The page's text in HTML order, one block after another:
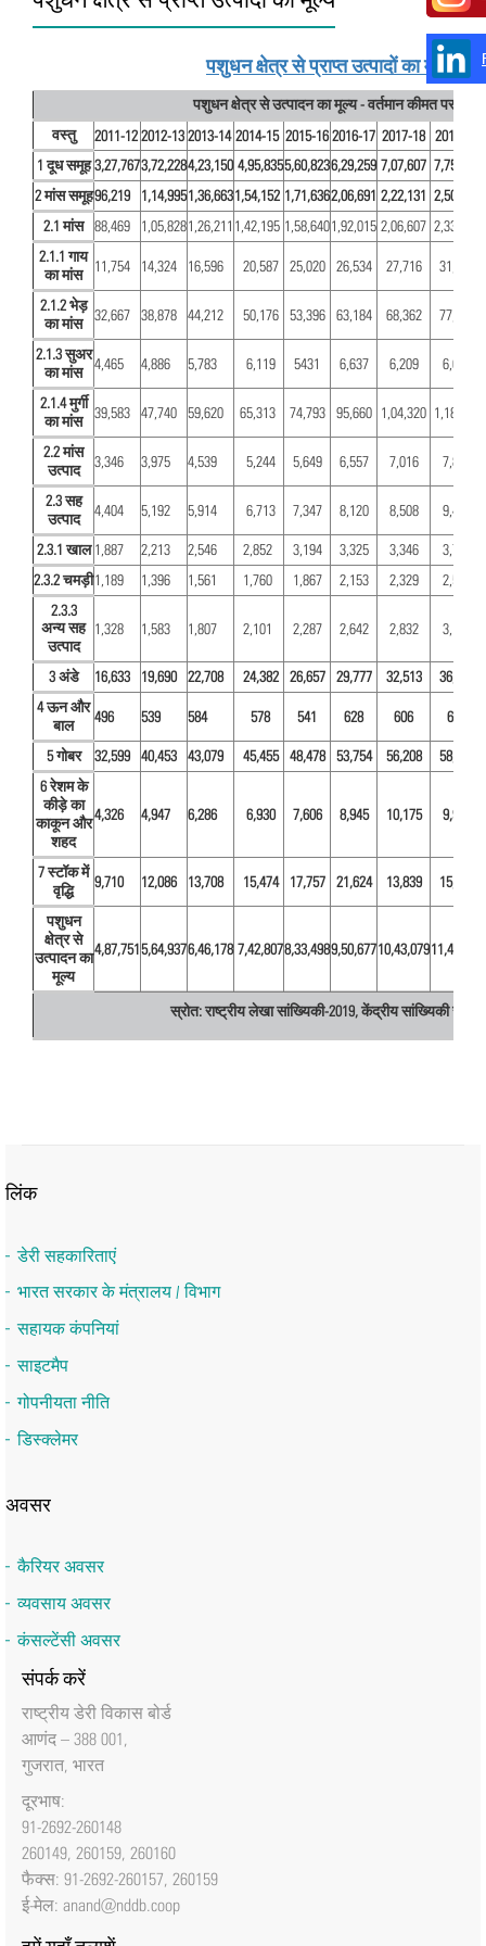
पशुधन क्षेत्र से प्राप्त उत्पादों का मूल्य
पशुधन क्षेत्र से उत्पादन का मूल्य - वर्तमान कीमत पर
वस्तु
2011-122012-132013-14 2014-15 2015-162016-17 2017-18 2018-19
1 दूध समूह 3,27,7673,72,2284,23,150 4,95,8355,60,8236,29,259 7,07,607 7,75,556
2 मांस समूह96,219 1,14,995​1,36,6631,54,152 1,71,6362,06,691 2,22,131 2,50,802
2.1 मांस
88,469 1,05,8281,26,211 1,42,195 1,58,6401,92,015 2,06,607 2,33,480
2.1.1 गाय
का मांस
11,754 14,324 16,596 20,587 25,020 26,534 27,716 31,046
2.1.2 भेड़
का मांस
32,667 38,878 44,212 50,176 53,396 63,184 68,362 77,006
2.1.3 सुअर
का मांस
4,465 4,886 5,783 6,119 5431 6,637 6,209 6,623
2.1.4 मुर्गी
का मांस
39,583 47,740 59,620 65,313 74,793 95,660 1,04,320 1,18,805
2.2 मांस
उत्पाद
3,346 3,975 4,539 5,244 5,649 6,557 7,016 7,885
2.3 सह
उत्पाद
4,404 5,192 5,914 6,713 7,347 8,120 8,508 9,437
2.3.1 खाल 1,887 2,213 2,546 2,852 3,194 3,325 3,346
3,703
2.3.2 चमड़ी1,189 1,396 1,561 1,760 1,867 2,153 2,329
2,544
2.3.3
अन्य सह
उत्पाद
1,328 1,583 1,807 2,101 2,287 2,642 2,832 3,189
3 अंडे 16,633 19,690 22,708 24,382 26,657 29,777 32,513
36,840
4 ऊन और
बाल
496 539 584 578 541 628 606 685
5 गोबर 32,599 40,453 43,079 45,455 48,478 53,754 56,208
58,522
6 रेशम के
कीड़े का
काकून और
शहद
4,326 4,947 6,286 6,930 7,606 8,945 10,175 9,935
7 स्टॉक में
वृद्धि
9,710 12,086 13,708 15,474 17,757 21,624 13,839 15,893
पशुधन
क्षेत्र से
उत्पादन का
मूल्य
4,87,7515,64,9376,46,178 7,42,8078,33,4989,50,67710,43,07911,48,234
स्रोत: राष्ट्रीय लेखा सांख्यिकी-2019, केंद्रीय सांख्यिकी
लिंक
डेरी सहकारिताएं
भारत सरकार के मंत्रालय / विभाग
सहायक कंपनियां
साइटमैप
गोपनीयता नीति
डिस्क्लेमर
अवसर
कैरियर अवसर
व्यवसाय अवसर
कंसल्टेंसी अवसर
संपर्क करें
राष्‍ट्रीय डेरी विकास बोर्ड
आणंद – 388 001,
गुजरात, भारत
दूरभाष:
91-2692-260148
260149, 260159, 260160
फैक्‍स: 91-2692-260157, 260159
ई-मेल: anand@nddb.coop